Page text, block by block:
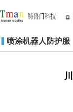
喷涂机器人防护服